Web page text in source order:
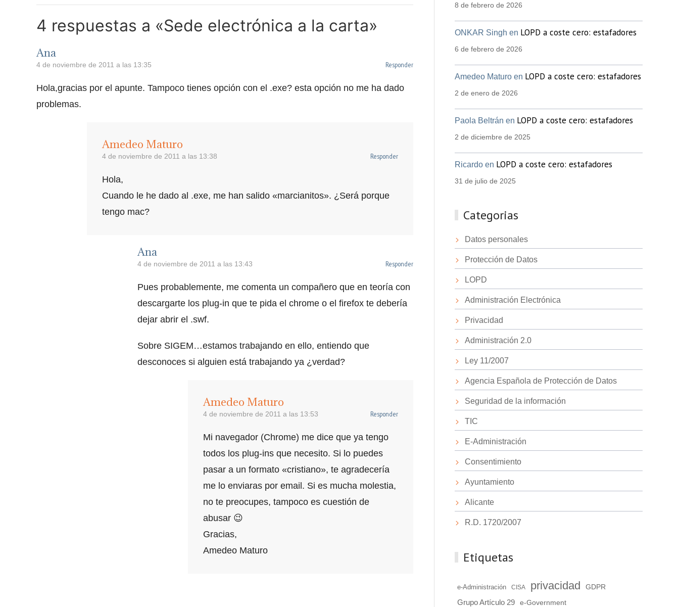
4 respuestas a «Sede electrónica a la carta»
Ana
4 de noviembre de 2011 a las 13:35 Responder
Hola,gracias por el apunte. Tampoco tienes opción con el .exe? esta opción no me ha dado
problemas.
Amedeo Maturo
4 de noviembre de 2011 a las 13:38 Responder
Hola,
Cuando le he dado al .exe, me han salido «marcianitos». ¿Será porque
tengo mac?
Ana
4 de noviembre de 2011 a las 13:43 Responder
Pues probablemente, me comenta un compañero que en teoría con
descargarte los plug-in que te pida el chrome o el firefox te debería
dejar abrir el .swf.
Sobre SIGEM…estamos trabajando en ello, entiendo que
desconoces si alguien está trabajando ya ¿verdad?
Amedeo Maturo
4 de noviembre de 2011 a las 13:53 Responder
Mi navegador (Chrome) me dice que ya tengo
todos los plug-ins que necesito. Si lo puedes
pasar a un formato «cristiano», te agradecería
me lo enviaras por email. Si es mucha molestia,
no te preocupes, tampoco es cuestión de
abusar 😉
Gracias,
Amedeo Maturo
8 de febrero de 2026
ONKAR Singh en LOPD a coste cero: estafadores
6 de febrero de 2026
Amedeo Maturo en LOPD a coste cero: estafadores
2 de enero de 2026
Paola Beltrán en LOPD a coste cero: estafadores
2 de diciembre de 2025
Ricardo en LOPD a coste cero: estafadores
31 de julio de 2025
Categorias
Datos personales
Protección de Datos
LOPD
Administración Electrónica
Privacidad
Administración 2.0
Ley 11/2007
Agencia Española de Protección de Datos
Seguridad de la información
TIC
E-Administración
Consentimiento
Ayuntamiento
Alicante
R.D. 1720/2007
Etiquetas
e-Administración CISA privacidad GDPR
Grupo Artículo 29 e-Government